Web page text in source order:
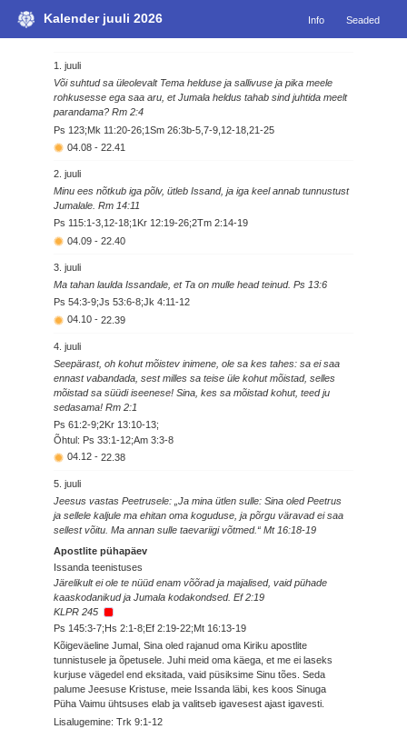
Kalender juuli 2026 Info Seaded
1. juuli
Või suhtud sa üleolevalt Tema helduse ja sallivuse ja pika meele
rohkusesse ega saa aru, et Jumala heldus tahab sind juhtida meelt
parandama? Rm 2:4
Ps 123;Mk 11:20-26;1Sm 26:3b-5,7-9,12-18,21-25
04.08 - 22.41
2. juuli
Minu ees nõtkub iga põlv, ütleb Issand, ja iga keel annab tunnustust
Jumalale. Rm 14:11
Ps 115:1-3,12-18;1Kr 12:19-26;2Tm 2:14-19
04.09 - 22.40
3. juuli
Ma tahan laulda Issandale, et Ta on mulle head teinud. Ps 13:6
Ps 54:3-9;Js 53:6-8;Jk 4:11-12
04.10 - 22.39
4. juuli
Seepärast, oh kohut mõistev inimene, ole sa kes tahes: sa ei saa
ennast vabandada, sest milles sa teise üle kohut mõistad, selles
mõistad sa süüdi iseenese! Sina, kes sa mõistad kohut, teed ju
sedasama! Rm 2:1
Ps 61:2-9;2Kr 13:10-13;
Õhtul: Ps 33:1-12;Am 3:3-8
04.12 - 22.38
5. juuli
Jeesus vastas Peetrusele: „Ja mina ütlen sulle: Sina oled Peetrus
ja sellele kaljule ma ehitan oma koguduse, ja põrgu väravad ei saa
sellest võitu. Ma annan sulle taevariigi võtmed.“ Mt 16:18-19
Apostlite pühapäev
Issanda teenistuses
Järelikult ei ole te nüüd enam võõrad ja majalised, vaid pühade
kaaskodanikud ja Jumala kodakondsed. Ef 2:19
KLPR 245
Ps 145:3-7;Hs 2:1-8;Ef 2:19-22;Mt 16:13-19
Kõigeväeline Jumal, Sina oled rajanud oma Kiriku apostlite
tunnistusele ja õpetusele. Juhi meid oma käega, et me ei laseks
kurjuse vägedel end eksitada, vaid püsiksime Sinu tões. Seda
palume Jeesuse Kristuse, meie Issanda läbi, kes koos Sinuga
Püha Vaimu ühtsuses elab ja valitseb igavesest ajast igavesti.
Lisalugemine: Trk 9:1-12